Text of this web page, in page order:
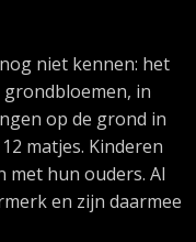
niet kennen: het
in
op de grond in
matjes. Kinderen
met hun ouders. Al
en zijn daarmee